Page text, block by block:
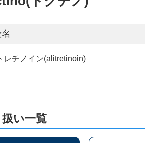
レチノイン(alitretinoin)
い一覧